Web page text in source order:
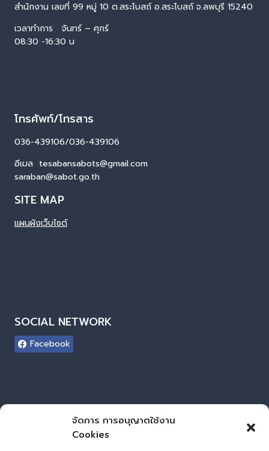
จัดการ การอนุญาตใช้งาน
Cookies
สำนักงาน เลขที่ 99 หมู่ 10 ต.สระโบสถ์ อ.สระโบสถ์ จ.ลพบุรี 15240
เวลาทำการ จันทร์ – ศุกร์
08:30 -16:30 น
โทรศัพท์/โทรสาร
036-439106/036-439106
อีเมล tesabansabots@gmail.com
saraban@sabot.go.th
SITE MAP
แผนผังเว็บไซต์
SOCIAL NETWORK
Facebook
ผู้เยี่ยมชมเว็บไซต์
0